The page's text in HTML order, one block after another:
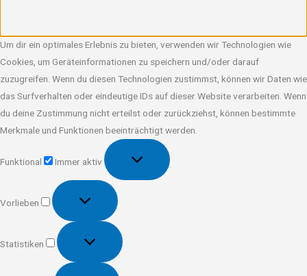
Um dir ein optimales Erlebnis zu bieten, verwenden wir Technologien wie
Cookies, um Geräteinformationen zu speichern und/oder darauf
zuzugreifen. Wenn du diesen Technologien zustimmst, können wir Daten wie
das Surfverhalten oder eindeutige IDs auf dieser Website verarbeiten. Wenn
du deine Zustimmung nicht erteilst oder zurückziehst, können bestimmte
Merkmale und Funktionen beeinträchtigt werden.
Funktional
Immer aktiv
Vorlieben
Vorlieben
Statistiken
Statistiken
Marketing